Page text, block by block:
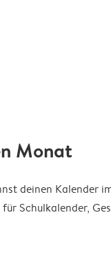
Monat
deinen Kalender
Schulkalender,